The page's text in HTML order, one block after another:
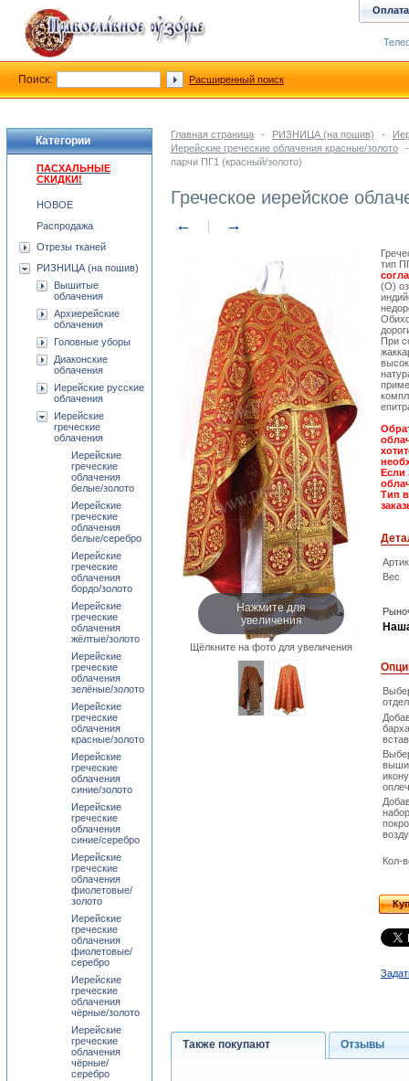
Главная страница - РИЗНИЦА (на пошив) -
Иерейские греческие облачения красные/золото
-
парчи ПГ1 (красный/золото)
Греческое иерейское
← →
Нажмите для
увеличения
Щёлкните на фото для увеличения
тип
(О)
При
Если
Тип
Вес
набор
Кол-
Также покупают Отзывы
Категории
ПАСХАЛЬНЫЕ
СКИДКИ!
НОВОЕ
Распродажа
Отрезы тканей
РИЗНИЦА (на пошив)
Вышитые
облачения
Архиерейские
облачения
Головные уборы
Диаконские
облачения
Иерейские русские
облачения
Иерейские
греческие
облачения
Иерейские
греческие
облачения
белые/золото
Иерейские
греческие
облачения
белые/серебро
Иерейские
греческие
облачения
бордо/золото
Иерейские
греческие
облачения
жёлтые/золото
Иерейские
греческие
облачения
зелёные/золото
Иерейские
греческие
облачения
красные/золото
Иерейские
греческие
облачения
синие/золото
Иерейские
греческие
облачения
синие/серебро
Иерейские
греческие
облачения
фиолетовые/
золото
Иерейские
греческие
облачения
фиолетовые/
серебро
Иерейские
греческие
облачения
чёрные/золото
Иерейские
греческие
облачения
чёрные/
серебро
Оплата
Поиск: Расширенный поиск